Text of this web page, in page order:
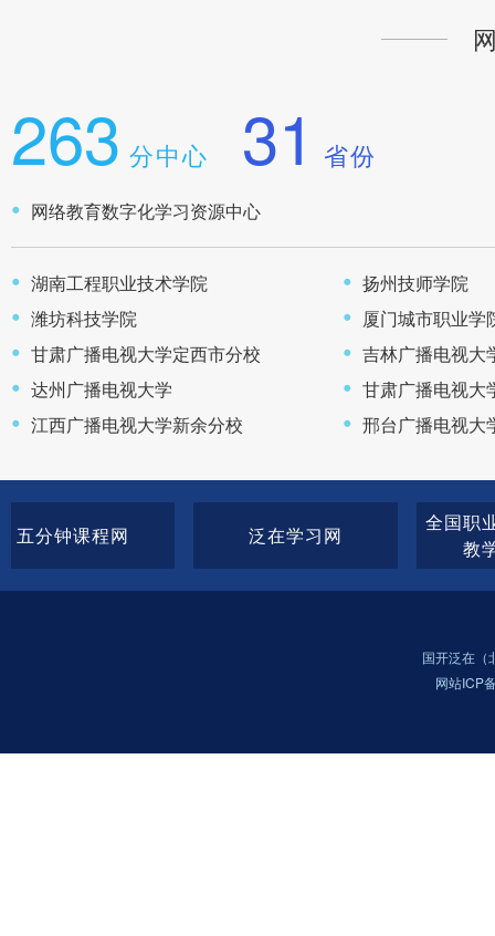
263 分中心 31 省份
网络教育数字化学习资源中心
湖南工程职业技术学院
扬州技师学院
潍坊科技学院
厦门城市职业学
甘肃广播电视大学定西市分校
吉林广播电视大
达州广播电视大学
甘肃广播电视大
江西广播电视大学新余分校
邢台广播电视大
泛在学习网
全国职业院校技能大赛
教学能力比赛